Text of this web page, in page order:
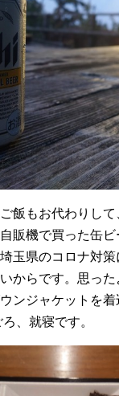
飯もお代わりし
販機で買った缶
玉県のコロナ対
からです。思っ
ンジャケットを着
、就寝です。